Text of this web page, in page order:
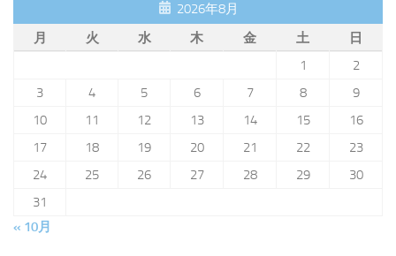
2026年8月
月
火 水 木 金 土
日
1
2
3
4 5 6 7 8
9
10
11 12 13 14 15
16
17
18 19 20 21 22
23
24
25 26 27 28 29
30
31
« 10月